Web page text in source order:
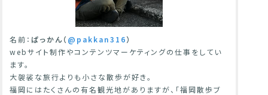
名前： ぱっかん（ @pakkan316）
webサイト制作やコンテンツマーケティングの仕事をしてい
ます。
大袈裟な旅行よりも小さな散歩が好き。
福岡にはたくさんの有名観光地がありますが、「福岡散歩ブ